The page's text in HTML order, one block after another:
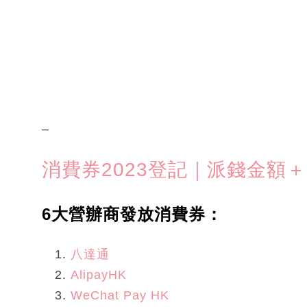
–
消費券2023登記｜派錢金額
6大營辦商發放消費券：
八達通
AlipayHK
WeChat Pay HK